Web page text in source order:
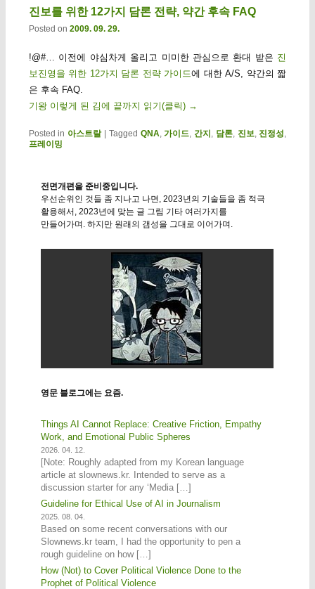
진보를 위한 12가지 담론 전략, 약간 후속 FAQ
Posted on 2009. 09. 29.
!@#… 이전에 야심차게 올리고 미미한 관심으로 환대 받은 진
보진영을 위한 12가지 담론 전략 가이드에 대한 A/S, 약간의 짧
은 후속 FAQ.
기왕 이렇게 된 김에 끝까지 읽기(클릭) →
Posted in 아스트랄 Tagged QNA,가이드, 간지 , 담론, 진보, 진정성,
프레이밍
전면개편을 준비중입니다.
우선순위인 것들 좀 지나고 나면, 2023년의 기술들을 좀 적극
활용해서, 2023년에 맞는 글 그림 기타 여러가지를
만들어가며. 하지만 원래의 갬성을 그대로 이어가며.
영문 블로그에는 요즘.
Things AI Cannot Replace: Creative Friction, Empathy
Work, and Emotional Public Spheres
2026. 04. 12.
[Note: Roughly adapted from my Korean language
article at slownews.kr. Intended to serve as a
discussion starter for any ‘Media […]
Guideline for Ethical Use of AI in Journalism
2025. 08. 04.
Based on some recent conversations with our
Slownews.kr team, I had the opportunity to pen a
rough guideline on how […]
How (Not) to Cover Political Violence Done to the
Prophet of Political Violence